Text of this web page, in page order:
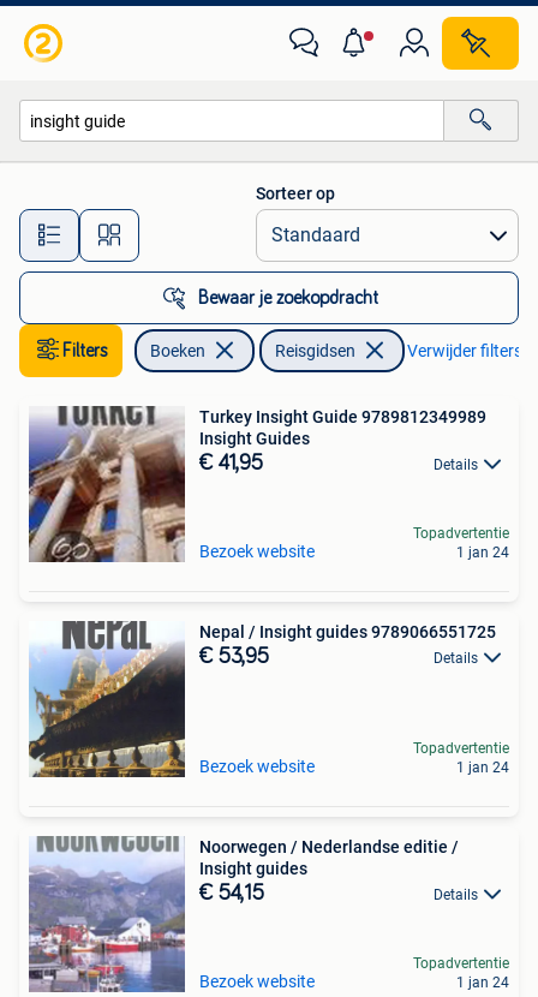
Alle afstanden…
Sorteer op
Bewaar je zoekopdracht
Filters Boeken Reisgidsen Verwijder filters
Turkey Insight Guide 9789812349989
Insight Guides
€ 41,95 Details
Bezoek website
Topadvertentie
1 jan 24
Nepal / Insight guides 9789066551725
€ 53,95 Details
Bezoek website
Topadvertentie
1 jan 24
Noorwegen / Nederlandse editie /
Insight guides
€ 54,15 Details
Bezoek website
Topadvertentie
1 jan 24